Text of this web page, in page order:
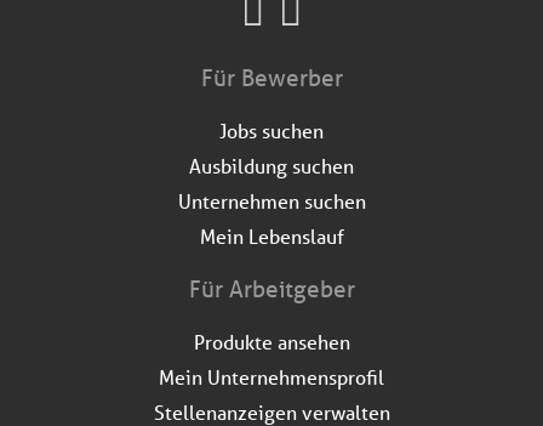
Für Bewerber
Jobs suchen
Ausbildung suchen
Unternehmen suchen
Mein Lebenslauf
Für Arbeitgeber
Produkte ansehen
Mein Unternehmensprofil
Stellenanzeigen verwalten